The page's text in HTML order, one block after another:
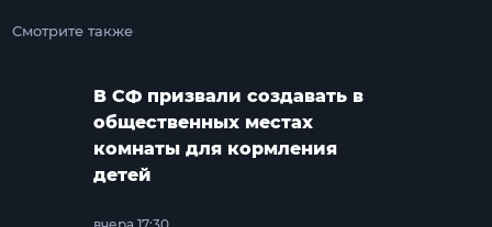
Смотрите также
В СФ призвали создавать в
общественных местах
комнаты для кормления
детей